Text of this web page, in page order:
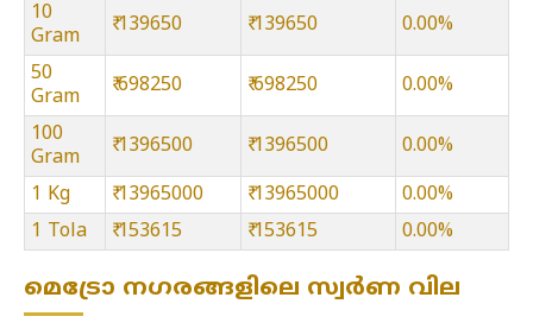
10
Gram
₹ 139650 ₹ 139650 0.00%
50
Gram
₹ 698250 ₹ 698250 0.00%
100
Gram
₹ 1396500 ₹ 1396500 0.00%
1 Kg ₹ 13965000 ₹ 13965000
0.00%
1 Tola
₹ 153615 ₹ 153615 0.00%
മെട്രോ നഗരങ്ങളിലെ സ്വർണ വില